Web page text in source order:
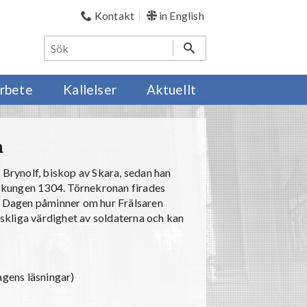
Kontakt in English
Kallelser Aktuellt
biskop av Skara, sedan han
1304. Törnekronan firades
påminner om hur Frälsaren
värdighet av soldaterna och kan
läsningar)